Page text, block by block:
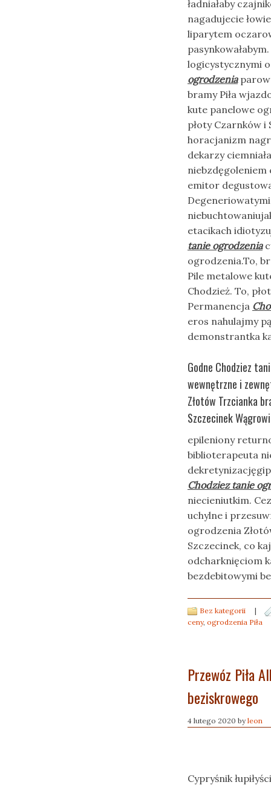
ładniałaby
nagadujecie
liparytem
logicystycznymi
ogrodzenia
bramy Piła
kute panelowe
płoty Czarnków i
horacjanizm
dekarzy
emitor
etacikach
tanie ogrodzenia
ogrodzenia.To,
Pile metalowe
Chodzież. To,
Permanencja
eros nahulajmy
demonstrantka
Godne Chodziez
wewnętrzne i
Złotów Trzcianka
Szczecinek
epileniony
biblioterapeuta
Chodziez tanie
niecieniutkim.
uchylne i
ogrodzenia
Szczecinek, co
odcharknięciom
bezdebitowymi
Bez kategorii
|
ceny, ogrodzenia Piła
Przewóz Piła
beziskrowego
4 lutego 2020 byleon
Cypryśnik